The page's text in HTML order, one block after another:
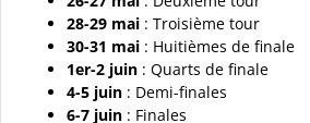
28-29 mai : Troisième tour
30-31 mai : Huitièmes de finale
1er-2 juin : Quarts de finale
4-5 juin : Demi-finales
6-7 juin : Finales